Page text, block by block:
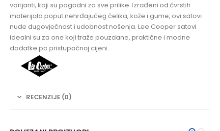
varijanti, koji su pogodni za sve prilike. Izrađeni od čvrstih
materijala poput nehrđajućeg čelika, kože i gume, ovi satovi
nude dugovječnost i udobnost nošenja. Lee Cooper satovi
idealni su za one koji traže pouzdane, praktične i modne
dodatke po pristupačnoj cijeni.
RECENZIJE (0)